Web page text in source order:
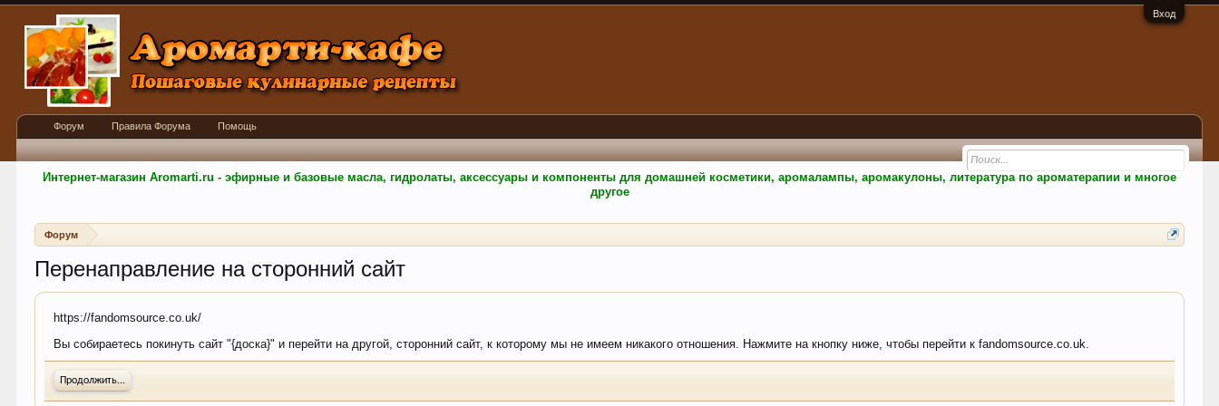
Вход
Интернет-магазин Aromarti.ru - эфирные и базовые масла, гидролаты, аксессуары и компоненты для домашней косметики, аромалампы, аромакулоны, литература по ароматерапии и многое
другое
Форум
Перенаправление на сторонний сайт
https://fandomsource.co.uk/
Вы собираетесь покинуть сайт "{доска}" и перейти на другой, сторонний сайт, к которому мы не имеем никакого отношения. Нажмите на кнопку ниже, чтобы перейти к fandomsource.co.uk.
Продолжить...
Форум Правила Форума Помощь